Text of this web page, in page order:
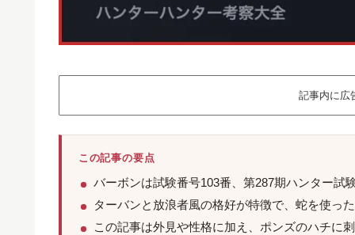
記事内に広
この記事の要点
バーボンは試験番号103番、第287期ハンター試
ターバンと放浪者風の格好が特徴で、蛇を使っ
この記事は外見や性格に加え、ポンズのハチに